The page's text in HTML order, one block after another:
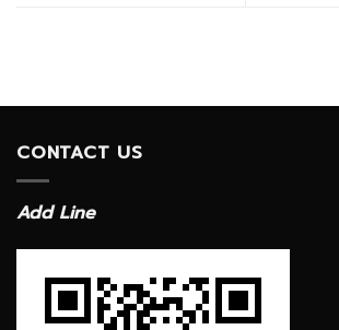
CONTACT US
Add Line